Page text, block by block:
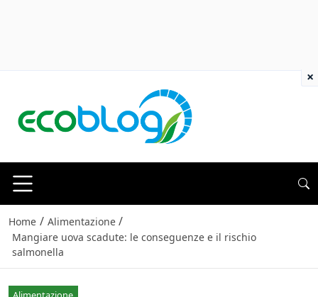
Home / Alimentazione /
Mangiare uova scadute: le conseguenze e il rischio
salmonella
×